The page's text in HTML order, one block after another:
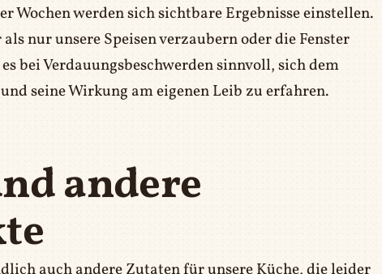
Wochen werden sich sichtbare Ergebnisse einstellen.
nur unsere Speisen verzaubern oder die Fenster
bei Verdauungsbeschwerden sinnvoll, sich dem
seine Wirkung am eigenen Leib zu erfahren.
andere